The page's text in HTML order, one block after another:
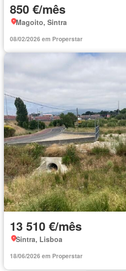
850 €/mês
Magoito, Sintra
08/02/2026 em Properstar
13 510 €/mês
Sintra, Lisboa
18/06/2026 em Properstar